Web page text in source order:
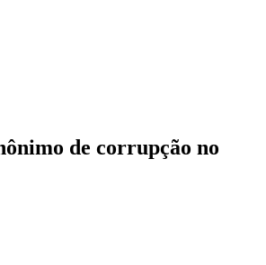
de corrupção no